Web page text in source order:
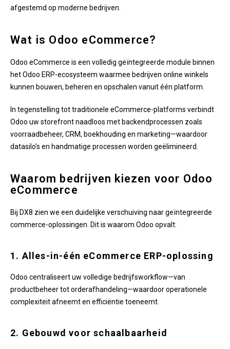
afgestemd op moderne bedrijven.
Wat is Odoo eCommerce?
Odoo eCommerce is een volledig geïntegreerde module binnen
het Odoo ERP-ecosysteem waarmee bedrijven online winkels
kunnen bouwen, beheren en opschalen vanuit één platform.
In tegenstelling tot traditionele eCommerce-platforms verbindt
Odoo uw storefront naadloos met backendprocessen zoals
voorraadbeheer, CRM, boekhouding en marketing—waardoor
datasilo’s en handmatige processen worden geëlimineerd.
Waarom bedrijven kiezen voor Odoo
eCommerce
Bij DX8 zien we een duidelijke verschuiving naar geïntegreerde
commerce-oplossingen. Dit is waarom Odoo opvalt:
1. Alles-in-één eCommerce ERP-oplossing
Odoo centraliseert uw volledige bedrijfsworkflow—van
productbeheer tot orderafhandeling—waardoor operationele
complexiteit afneemt en efficiëntie toeneemt.
2. Gebouwd voor schaalbaarheid